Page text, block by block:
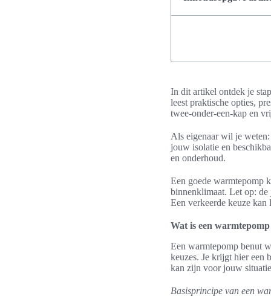
In dit artikel ontdek je
leest praktische opties,
twee-onder-een-kap en
Als eigenaar wil je
jouw isolatie en
en onderhoud.
Een goede warmtepomp
binnenklimaat. Let op:
Een verkeerde keuze
Wat is een
Een warmtepomp benut
keuzes. Je krijgt hier een
kan zijn voor jouw
Basisprincipe van een